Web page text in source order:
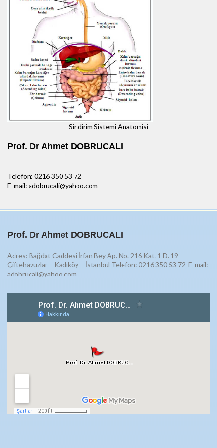
Sindirim Sistemi Anatomisi
Prof. Dr Ahmet DOBRUCALI
Telefon: 0216 350 53 72
E-mail: adobrucali@yahoo.com
Prof. Dr Ahmet DOBRUCALI
Adres: Bağdat Caddesi İrfan Bey Ap. No. 216 Kat. 1 D. 19
Çiftehavuzlar – Kadıköy – İstanbul Telefon: 0216 350 53 72 E-mail:
adobrucali@yahoo.com